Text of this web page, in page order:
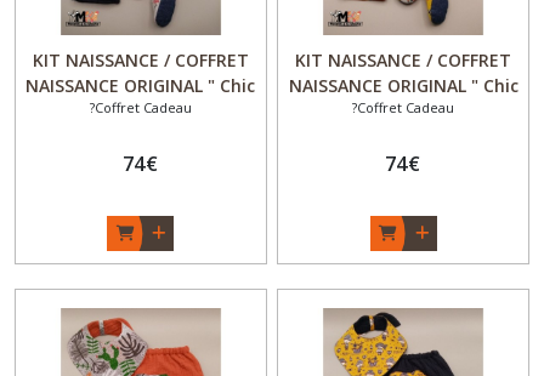
KIT NAISSANCE / COFFRET
NAISSANCE ORIGINAL " Chic
& Choc " - Pantalon esprit
réversible + chaussons
bandana - Fille -
"Flam'and'Co" - Fait Main -
Made in France
?Coffret Cadeau
74€
KIT NAISSANCE / COFFRET
NAISSANCE ORIGINAL " Chic
& Choc " - Pantalon esprit
réversible + chaussons
bandana - Fille - "Lama" -
Fait Main - Made in France
?Coffret Cadeau
74€